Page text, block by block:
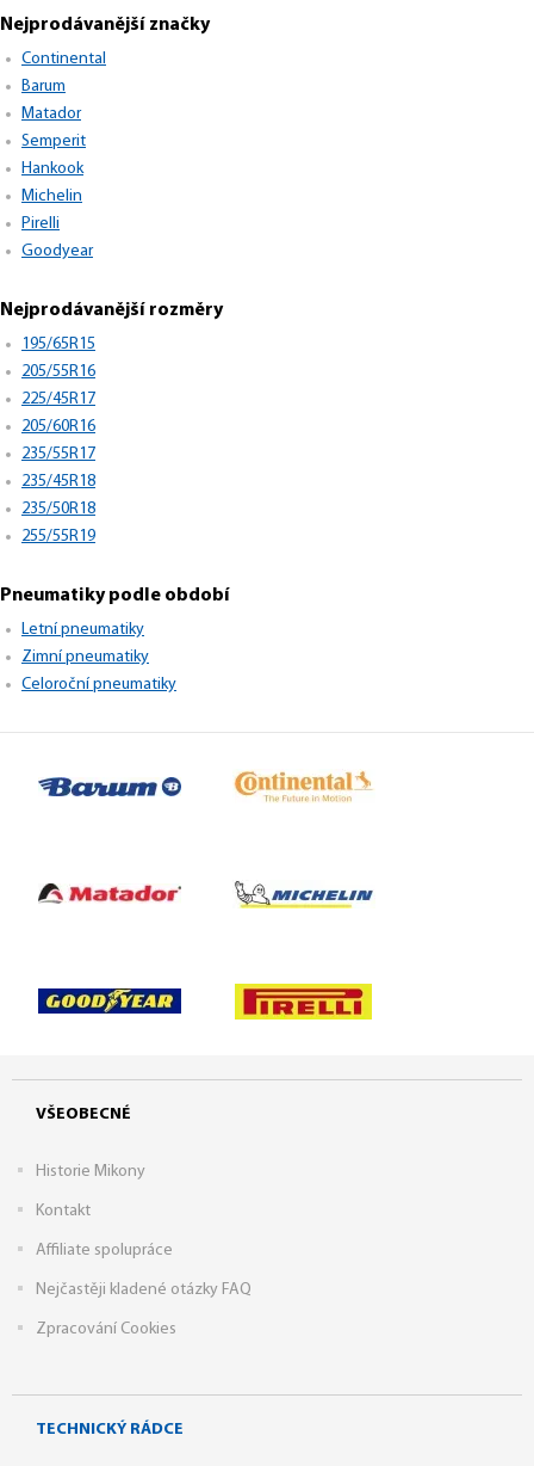
Nejprodávanější značky
Continental
Barum
Matador
Semperit
Hankook
Michelin
Pirelli
Goodyear
Nejprodávanější rozměry
195/65R15
205/55R16
225/45R17
205/60R16
235/55R17
235/45R18
235/50R18
255/55R19
Pneumatiky podle období
Letní pneumatiky
Zimní pneumatiky
Celoroční pneumatiky
VŠEOBECNÉ
Historie Mikony
Kontakt
Affiliate spolupráce
Nejčastěji kladené otázky FAQ
Zpracování Cookies
TECHNICKÝ RÁDCE